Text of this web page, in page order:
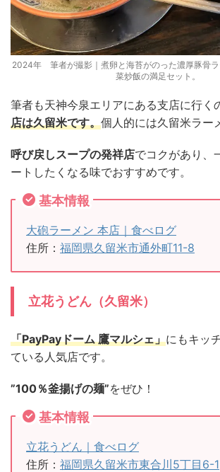
2024年 筆者が撮影｜煮卵と海苔がのった濃厚豚骨
菜炒飯の満足セット。
筆者も天神今泉エリアにある支店に行く
店は久留米です。個人的には久留米ラー
呼び戻しスープの発祥店でコクがあり、
ートしたくなる味でおすすめです。
基本情報
大砲ラーメン 本店｜食べログ
住所： 福岡県久留米市通外町11-8
立花うどん（久留米）
「PayPayドーム 鷹マルシェ」にもキッ
ている人気店です。
”100％釜揚げの麺”をぜひ！
基本情報
立花うどん｜食べログ
住所： 福岡県久留米市東合川5丁目6-1